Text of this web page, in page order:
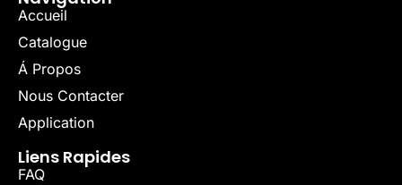
Accueil
Catalogue
Á Propos
Nous Contacter
Application
Liens Rapides
FAQ